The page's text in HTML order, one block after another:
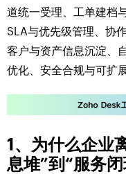
道统一受理、工单建档
SLA与优先级管理、协
客户与资产信息沉淀、
优化、安全合规与可扩
1、为什么企业
息堆”到“服务